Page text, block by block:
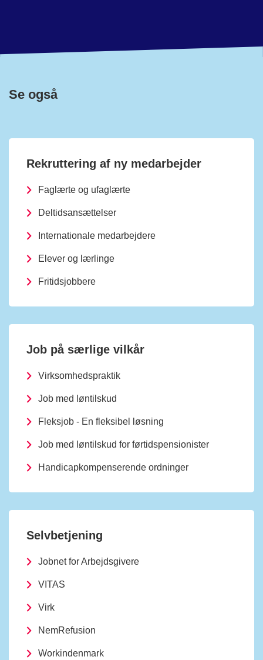
Se også
Rekruttering af ny medarbejder
Faglærte og ufaglærte
Deltidsansættelser
Internationale medarbejdere
Elever og lærlinge
Fritidsjobbere
Job på særlige vilkår
Virksomhedspraktik
Job med løntilskud
Fleksjob - En fleksibel løsning
Job med løntilskud for førtidspensionister
Handicapkompenserende ordninger
Selvbetjening
Jobnet for Arbejdsgivere
VITAS
Virk
NemRefusion
Workindenmark